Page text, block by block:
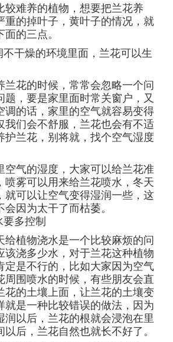
难养的植物，想要把兰花养
重的掉叶子，黄叶子的情况，就
的三点。
干燥的环境里面，兰花可以生
兰花的时候，常常会忽略一个问
题，要是家里面时常关窗户，又
调的话，家里的空气就容易变得
我们会不舒服，兰花也会有不适
护兰花，别将就，找个空气湿度
空气的湿度，大家可以给兰花准
喷雾可以用来给兰花喷水，冬天
就可以让空气变得湿润一些，这
因为太干了而枯萎。
多控制
给植物浇水是一个比较麻烦的问
该浇多少水，对于兰花这种植物
定是不行的，比如大家因为空气
周围喷水的时候，有些朋友会直
花的土壤上面，让兰花的土壤变
就是一种比较错误的做法，因为
润以后，兰花的根就会浸泡在里
后，兰花自然也就长不好了。